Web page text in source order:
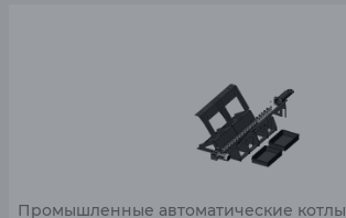
Промышленные автоматические котлы